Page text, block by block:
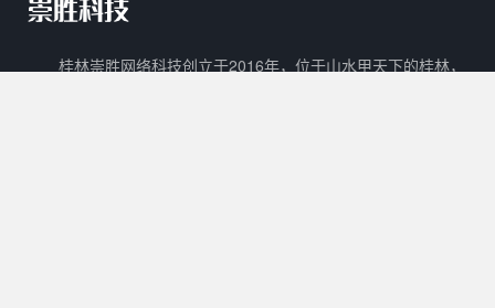
桂林崇胜网络科技创立于2016年，位于山水甲天下的桂林，